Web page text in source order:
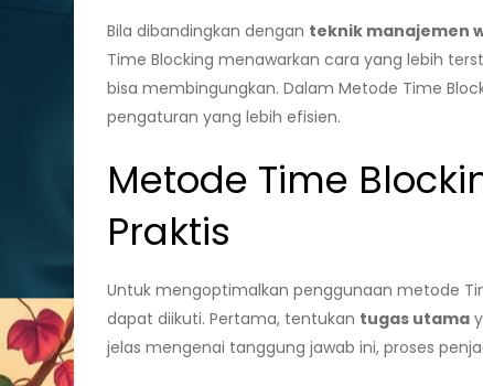
Bila dibandingkan dengan teknik manajemen
Time Blocking menawarkan cara yang lebih
bisa membingungkan. Dalam Metode Time
pengaturan yang lebih efisien.
Metode Time
Praktis
Untuk mengoptimalkan penggunaan metode
dapat diikuti. Pertama, tentukan tugas utama
jelas mengenai tanggung jawab ini, proses